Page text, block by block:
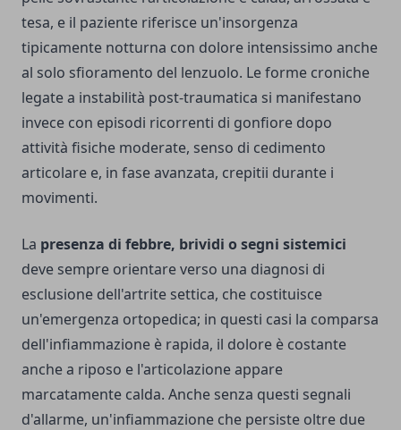
tesa, e il paziente riferisce un'insorgenza
tipicamente notturna con dolore intensissimo anche
al solo sfioramento del lenzuolo. Le forme croniche
legate a instabilità post-traumatica si manifestano
invece con episodi ricorrenti di gonfiore dopo
attività fisiche moderate, senso di cedimento
articolare e, in fase avanzata, crepitii durante i
movimenti.
La presenza di febbre, brividi o segni sistemici
deve sempre orientare verso una diagnosi di
esclusione dell'artrite settica, che costituisce
un'emergenza ortopedica; in questi casi la comparsa
dell'infiammazione è rapida, il dolore è costante
anche a riposo e l'articolazione appare
marcatamente calda. Anche senza questi segnali
d'allarme, un'infiammazione che persiste oltre due